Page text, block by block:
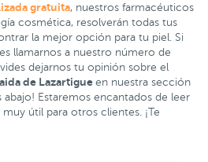
gratuita, nuestros farmacéuticos
cosmética, resolverán todas tus
la mejor opción para tu piel. Si
llamarnos a nuestro número de
dejarnos tu opinión sobre el
de Lazartigue en nuestra sección
Estaremos encantados de leer
útil para otros clientes. ¡Te